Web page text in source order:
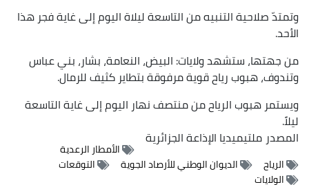
وتمتدّ صلاحية التنبيه من التاسعة ليلاة اليوم إلى غاية فجر هذا
الأحد.
من جهتها، ستشهد ولايات: البيض، النعامة، بشار، بني عباس
وتندوف، هبوب رياح قوية مرفوقة بتطاير كثيف للرمال.
ويستمر هبوب الرياح من منتصف نهار اليوم إلى غاية التاسعة
ليلاً.
المصدرملتيميديا الإذاعة الجزائرية
الأمطار الرعدية
الرياح
الديوان الوطني للأرصاد الجوية
التوقعات
الولايات